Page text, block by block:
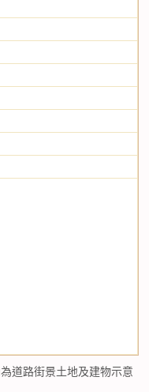
道路街景土地及建物示意